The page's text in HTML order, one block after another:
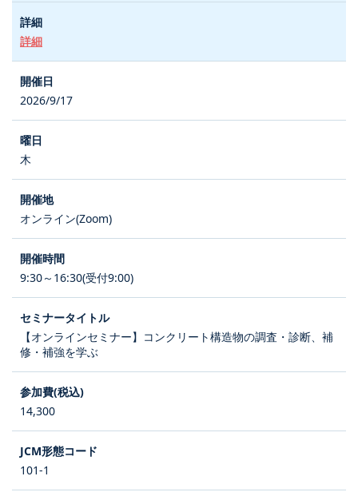
詳細
2026/9/17
木
オンライン(Zoom)
9:30～16:30(受付9:00)
【オンラインセミナー】コンクリート構造物の調査・診断、補
修・補強を学ぶ
14,300
101-1